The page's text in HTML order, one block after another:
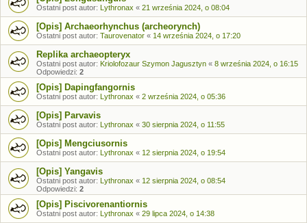
Ostatni post autor: Lythronax « 21 września 2024, o 08:04
[Opis] Archaeorhynchus (archeorynch)
Ostatni post autor: Taurovenator « 14 września 2024, o 17:20
Replika archaeopteryx
Ostatni post autor: Kriolofozaur Szymon Jagusztyn « 8 września 2024, o 16:15
Odpowiedzi: 2
[Opis] Dapingfangornis
Ostatni post autor: Lythronax « 2 września 2024, o 05:36
[Opis] Parvavis
Ostatni post autor: Lythronax « 30 sierpnia 2024, o 11:55
[Opis] Mengciusornis
Ostatni post autor: Lythronax « 12 sierpnia 2024, o 19:54
[Opis] Yangavis
Ostatni post autor: Lythronax « 12 sierpnia 2024, o 08:54
Odpowiedzi: 2
[Opis] Piscivorenantiornis
Ostatni post autor: Lythronax « 29 lipca 2024, o 14:38